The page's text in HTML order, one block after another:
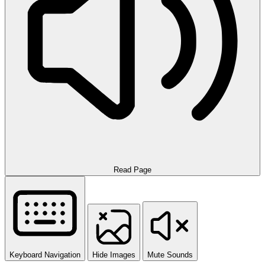
Read Page
Keyboard Navigation Hide Images Mute Sounds